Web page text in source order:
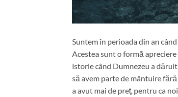
Suntem în perioada din an
Acestea sunt o formă
istorie când Dumnezeu a
să avem parte de mântuire
a avut mai de preț, pentru ca